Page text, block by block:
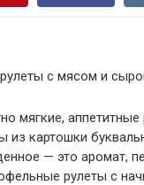
с мясом и
мягкие,
из картошки
— это аромат,
рулеты с